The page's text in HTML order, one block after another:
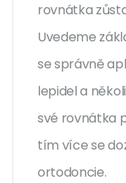
rovnátka
Uvedeme
se správně
lepidel a
své rovnátka
tím více se
ortodoncie.